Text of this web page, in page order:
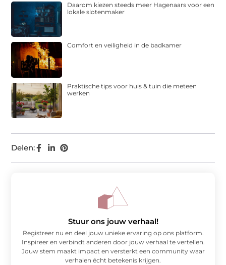
Delen:
Daarom kiezen steeds meer Hagenaars voor een
lokale slotenmaker
Comfort en veiligheid in de badkamer
Praktische tips voor huis & tuin die meteen
werken
Stuur ons jouw verhaal!
Registreer nu en deel jouw unieke ervaring op ons platform.
Inspireer en verbindt anderen door jouw verhaal te vertellen.
Jouw stem maakt impact en versterkt een community waar
verhalen écht betekenis krijgen.